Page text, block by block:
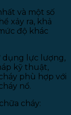
và một số
xảy ra, khả
độ khác
dụng lực lượng,
kỹ thuật,
phù hợp với
nổ.
cháy: